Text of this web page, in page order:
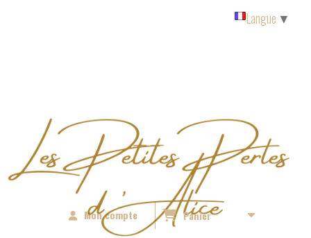
Mon compte Panier
Langue ▼